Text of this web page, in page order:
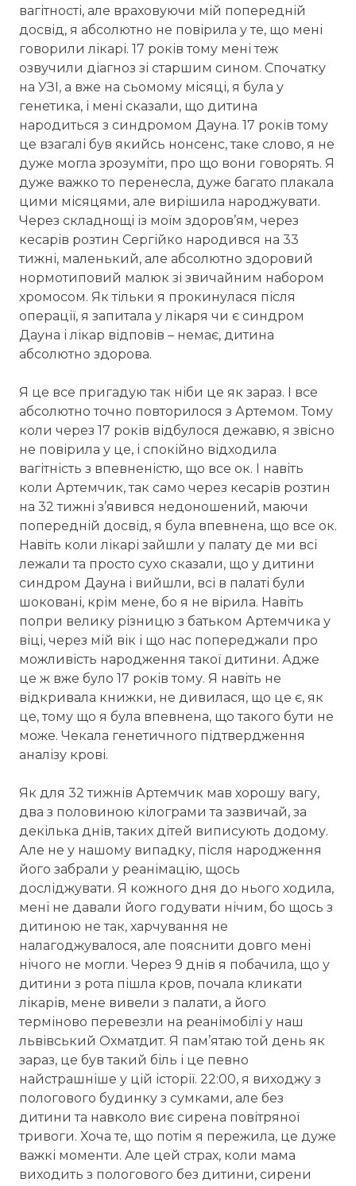
вагітності, але враховуючи мій попередній
досвід, я абсолютно не повірила у те, що мені
говорили лікарі. 17 років тому мені теж
озвучили діагноз зі старшим сином. Спочатку
на УЗІ, а вже на сьомому місяці, я була у
генетика, і мені сказали, що дитина
народиться з синдромом Дауна. 17 років тому
це взагалі був якийсь нонсенс, таке слово, я не
дуже могла зрозуміти, про що вони говорять. Я
дуже важко то перенесла, дуже багато плакала
цими місяцями, але вирішила народжувати.
Через складнощі із моїм здоров’ям, через
кесарів розтин Сергійко народився на 33
тижні, маленький, але абсолютно здоровий
нормотиповий малюк зі звичайним набором
хромосом. Як тільки я прокинулася після
операції, я запитала у лікаря чи є синдром
Дауна і лікар відповів – немає, дитина
абсолютно здорова.
Я це все пригадую так ніби це як зараз. І все
абсолютно точно повторилося з Артемом. Тому
коли через 17 років відбулося дежавю, я звісно
не повірила у це, і спокійно відходила
вагітність з впевненістю, що все ок. І навіть
коли Артемчик, так само через кесарів розтин
на 32 тижні з’явився недоношений, маючи
попередній досвід, я була впевнена, що все ок.
Навіть коли лікарі зайшли у палату де ми всі
лежали та просто сухо сказали, що у дитини
синдром Дауна і вийшли, всі в палаті були
шоковані, крім мене, бо я не вірила. Навіть
попри велику різницю з батьком Артемчика у
віці, через мій вік і що нас попереджали про
можливість народження такої дитини. Адже
це ж вже було 17 років тому. Я навіть не
відкривала книжки, не дивилася, що це є, як
це, тому що я була впевнена, що такого бути не
може. Чекала генетичного підтвердження
аналізу крові.
Як для 32 тижнів Артемчик мав хорошу вагу,
два з половиною кілограми та зазвичай, за
декілька днів, таких дітей виписують додому.
Але не у нашому випадку, після народження
його забрали у реанімацію, щось
досліджувати. Я кожного дня до нього ходила,
мені не давали його годувати нічим, бо щось з
дитиною не так, харчування не
налагоджувалося, але пояснити довго мені
нічого не могли. Через 9 днів я побачила, що у
дитини з рота пішла кров, почала кликати
лікарів, мене вивели з палати, а його
терміново перевезли на реанімобілі у наш
львівський Охматдит. Я пам’ятаю той день як
зараз, це був такий біль і це певно
найстрашніше у цій історії. 22:00, я виходжу з
пологового будинку з сумками, але без
дитини та навколо виє сирена повітряної
тривоги. Хоча те, що потім я пережила, це дуже
важкі моменти. Але цей страх, коли мама
виходить з пологового без дитини, сирени